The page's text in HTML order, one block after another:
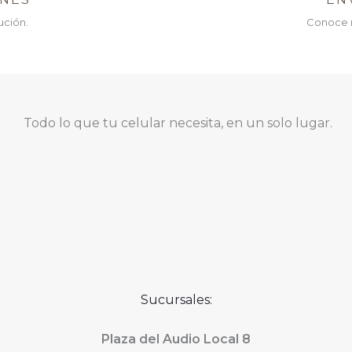
Conoce
Todo lo que tu celular necesita, en un solo lugar.
Sucursales:
Plaza del Audio Local 8